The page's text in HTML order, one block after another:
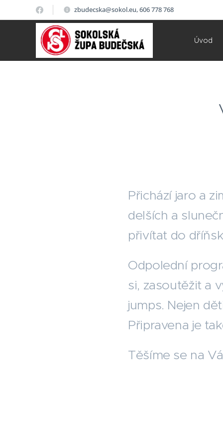
zbudecska@sokol.eu, 606 778 768
Úvod
Přichází jaro a
delších a
přivítat do
Odpolední
si, zasoutěžit a
jumps. Nejen
Připravena je
Těšíme se na